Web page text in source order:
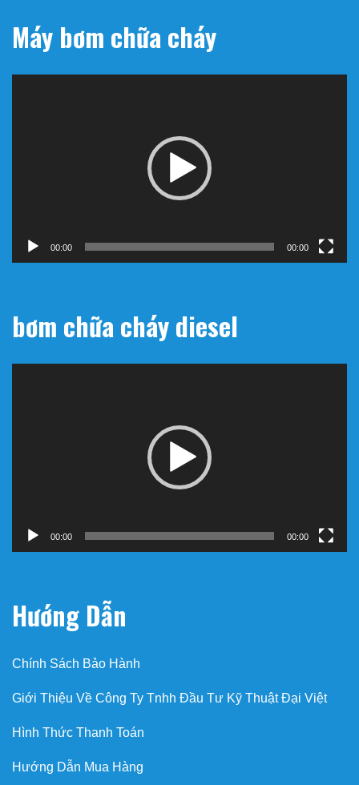
Máy bơm chữa cháy
00:00 00:00
bơm chữa cháy diesel
00:00 00:00
Hướng Dẫn
Chính Sách Bảo Hành
Giới Thiệu Về Công Ty Tnhh Đầu Tư Kỹ Thuật Đại Việt
Hình Thức Thanh Toán
Hướng Dẫn Mua Hàng